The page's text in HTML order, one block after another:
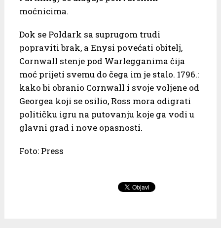
moćnicima.
Dok se Poldark sa suprugom trudi
popraviti brak, a Enysi povećati obitelj,
Cornwall stenje pod Warlegganima čija
moć prijeti svemu do čega im je stalo. 1796.:
kako bi obranio Cornwall i svoje voljene od
Georgea koji se osilio, Ross mora odigrati
političku igru na putovanju koje ga vodi u
glavni grad i nove opasnosti.
Foto: Press